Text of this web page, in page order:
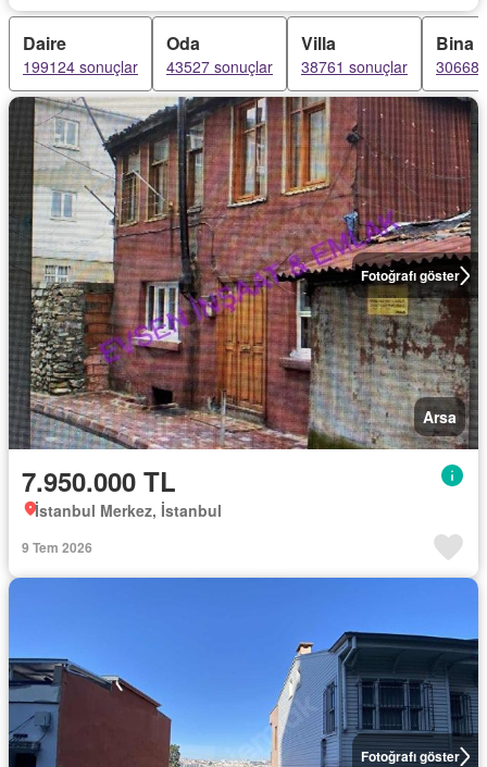
Daire
199124 sonuçlar
Oda
43527 sonuçlar
Villa
38761 sonuçlar
Bina
30668
Fotoğrafı göster
Arsa
7.950.000 TL
İstanbul Merkez, İstanbul
9 Tem 2026
Fotoğrafı göster